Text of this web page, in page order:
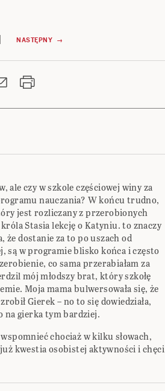
| NASTĘPNY →
ale czy w szkole częściowej winy za
nauczania? W końcu trudno,
jest rozliczany z przerobionych
Stasia lekcję o Katyniu. to znaczy
że dostanie za to po uszach od
są w programie blisko końca i często
co sama przerabiałam za
mój młodszy brat, który szkołę
Moja mama bulwersowała się, że
Gierek – no to się dowiedziała,
na gierka tym bardziej.
chociaż w kilku słowach,
kwestia osobistej aktywności i chęci